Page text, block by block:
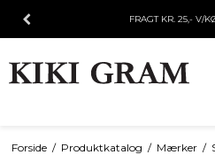
FRAGT KR. 25,- V/
Forside / Produktkatalog / Mærker /